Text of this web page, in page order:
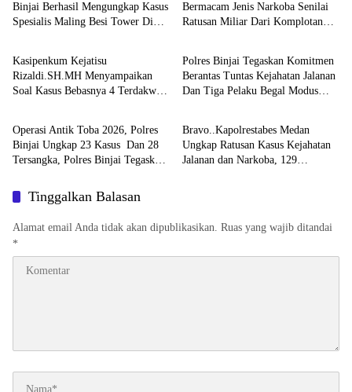
Binjai Berhasil Mengungkap Kasus
Spesialis Maling Besi Tower Di
Bermacam Jenis Narkoba Senilai
Ratusan Miliar Dari Komplotan
Hukum & Kriminal
Kasipenkum Kejatisu
Rizaldi.SH.MH Menyampaikan
Soal Kasus Bebasnya 4 Terdakwa
Banding
Hukum & Kriminal
Polres Binjai Tegaskan Komitmen
Berantas Tuntas Kejahatan Jalanan
Dan Tiga Pelaku Begal Modus
Hukum & Kriminal
Operasi Antik Toba 2026, Polres
Binjai Ungkap 23 Kasus Dan 28
Tersangka, Polres Binjai Tegaskan
Wilayah Hukumnya
Hukum & Kriminal
Bravo..Kapolrestabes Medan
Ungkap Ratusan Kasus Kejahatan
Jalanan dan Narkoba, 129
Tinggalkan Balasan
Alamat email Anda tidak akan dipublikasikan. Ruas yang wajib ditandai
*